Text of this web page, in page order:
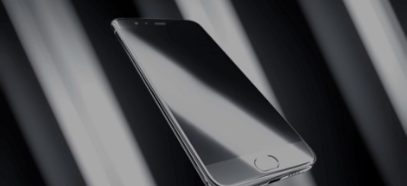
ENTERTAINMENT
GAME
WEB MARKETING
WEBSITE DESIGN
INTERACTIVE VIDEO
REAL ESTATE